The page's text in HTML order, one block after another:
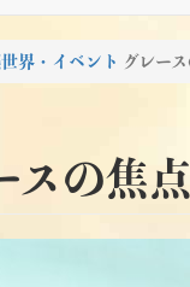
界・イベント グレー
スの焦点